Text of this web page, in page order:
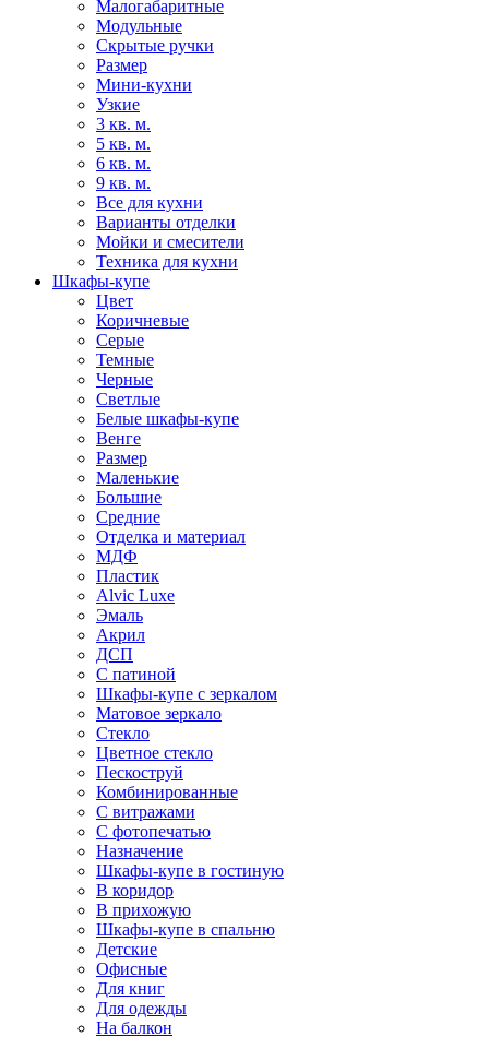
Малогабаритные
Модульные
Скрытые ручки
Размер
Мини-кухни
Узкие
3 кв. м.
5 кв. м.
6 кв. м.
9 кв. м.
Все для кухни
Варианты отделки
Мойки и смесители
Техника для кухни
Шкафы-купе
Цвет
Коричневые
Серые
Темные
Черные
Светлые
Белые шкафы-купе
Венге
Размер
Маленькие
Большие
Средние
Отделка и материал
МДФ
Пластик
Alvic Luxe
Эмаль
Акрил
ДСП
С патиной
Шкафы-купе с зеркалом
Матовое зеркало
Стекло
Цветное стекло
Пескоструй
Комбинированные
С витражами
С фотопечатью
Назначение
Шкафы-купе в гостиную
В коридор
В прихожую
Шкафы-купе в спальню
Детские
Офисные
Для книг
Для одежды
На балкон